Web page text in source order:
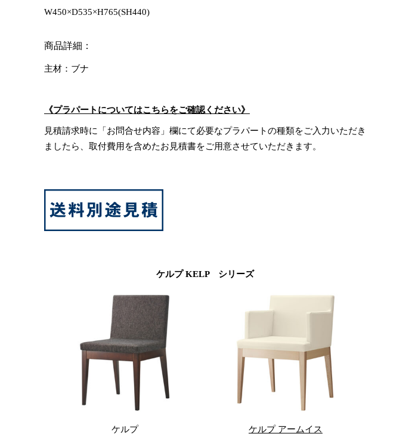
W450×D535×H765(SH440)
商品詳細：
主材：ブナ
《プラパートについてはこちらをご確認ください》
見積請求時に「お問合せ内容」欄にて必要なプラパートの種類をご入力いただき
ましたら、取付費用を含めたお見積書をご用意させていただきます。
ケルプ KELP シリーズ
ケルプ ケルプ アームイス